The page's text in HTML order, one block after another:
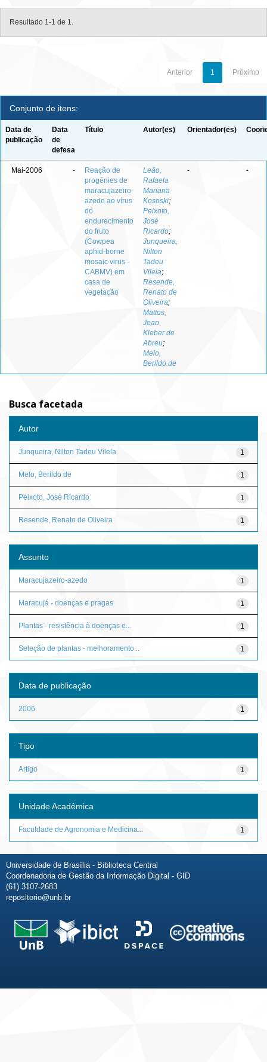
Resultado 1-1 de 1.
Anterior 1 Próximo
Conjunto de itens:
Data de
publicação
Data
de
defesa
Título Autor(es) Orientador(es)
Mai-2006 -
Reação de
progênies de
maracujazeiro-
azedo ao vírus
do
endurecimento
do fruto
(Cowpea
aphid-borne
mosaic virus -
CABMV) em
casa de
vegetação
Leão,
Rafaela
Mariana
Kososki;
Peixoto,
José
Ricardo;
Junqueira,
Nilton
Tadeu
Vilela;
Resende,
Renato de
Oliveira;
Mattos,
Jean
Kleber de
Abreu;
Melo,
Berildo de
- -
Busca facetada
Autor
1
Junqueira, Nilton Tadeu Vilela
1
Melo, Berildo de
1
Peixoto, José Ricardo
1
Resende, Renato de Oliveira
Assunto
1
Maracujazeiro-azedo
1
Maracujá - doenças e pragas
1
Plantas - resistência à doenças e...
1
Seleção de plantas - melhoramento...
Data de publicação
1
2006
Tipo
1
Artigo
Unidade Acadêmica
1
Faculdade de Agronomia e Medicina...
Universidade de Brasília - Biblioteca Central
Coordenadoria de Gestão da Informação Digital - GID
(61) 3107-2683
repositorio@unb.br